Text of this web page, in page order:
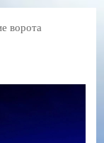
ворота